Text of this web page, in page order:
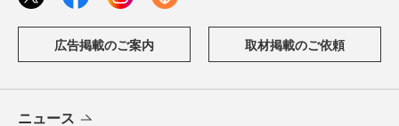
広告掲載のご案内 取材掲載のご依頼
ニュース